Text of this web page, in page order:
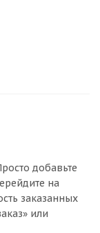
добавьте
на
заказанных
или